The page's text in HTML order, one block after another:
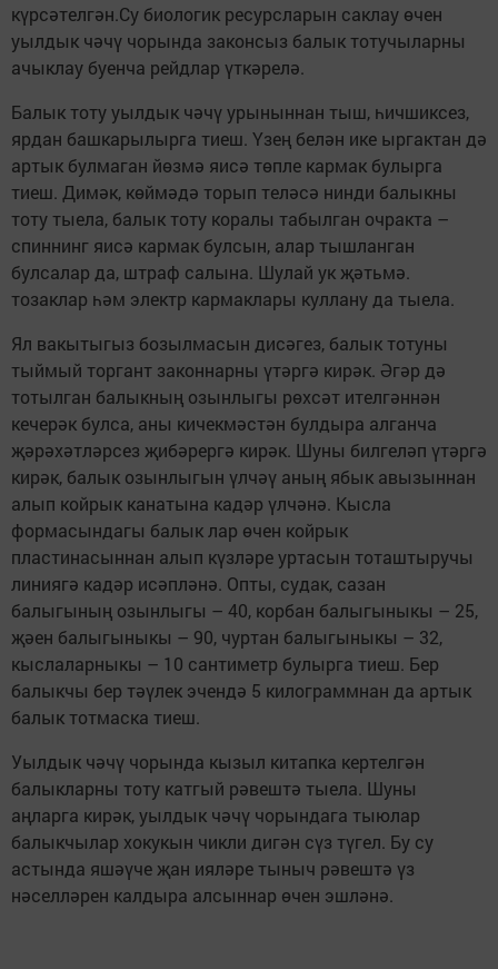
күрсәтелгән.Су биологик ресурсларын саклау өчен
уылдык чәчү чорында законсыз балык тотучыларны
ачыклау буенча рейдлар үткәрелә.
Балык тоту уылдык чәчү урыныннан тыш, һичшиксез,
ярдан башкарылырга тиеш. Үзең белән ике ыргактан дә
артык булмаган йөзмә яисә төпле кармак булырга
тиеш. Димәк, көймәдә торып теләсә нинди балыкны
тоту тыела, балык тоту коралы табылган очракта –
спиннинг яисә кармак булсын, алар тышланган
булсалар да, штраф салына. Шулай ук җәтьмә.
тозаклар һәм электр кармаклары куллану да тыела.
Ял вакытыгыз бозылмасын дисәгез, балык тотуны
тыймый торгант законнарны үтәргә кирәк. Әгәр дә
тотылган балыкның озынлыгы рөхсәт ителгәннән
кечерәк булса, аны кичекмәстән булдыра алганча
җәрәхәтләрсез җибәрергә кирәк. Шуны билгеләп үтәргә
кирәк, балык озынлыгын үлчәү аның ябык авызыннан
алып койрык канатына кадәр үлчәнә. Кысла
формасындагы балык лар өчен койрык
пластинасыннан алып күзләре уртасын тоташтыручы
линиягә кадәр исәпләнә. Опты, судак, сазан
балыгының озынлыгы – 40, корбан балыгыныкы – 25,
җәен балыгыныкы – 90, чуртан балыгыныкы – 32,
кыслаларныкы – 10 сантиметр булырга тиеш. Бер
балыкчы бер тәүлек эчендә 5 килограммнан да артык
балык тотмаска тиеш.
Уылдык чәчү чорында кызыл китапка кертелгән
балыкларны тоту катгый рәвештә тыела. Шуны
аңларга кирәк, уылдык чәчү чорындага тыюлар
балыкчылар хокукын чикли дигән сүз түгел. Бу су
астында яшәүче җан ияләре тыныч рәвештә үз
нәселләрен калдыра алсыннар өчен эшләнә.